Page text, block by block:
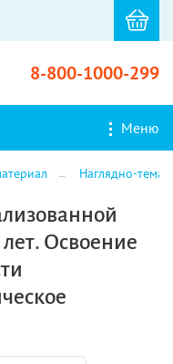
8-800-1000-299
Меню
Наглядно-
Освоение